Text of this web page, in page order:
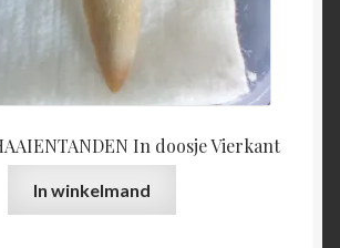
In doosje Vierkant
In winkelmand